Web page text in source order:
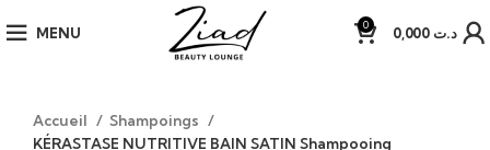
MENU 0 د.ت
Accueil
Shampoings
KÉRASTASE NUTRITIVE BAIN SATIN Shampooing